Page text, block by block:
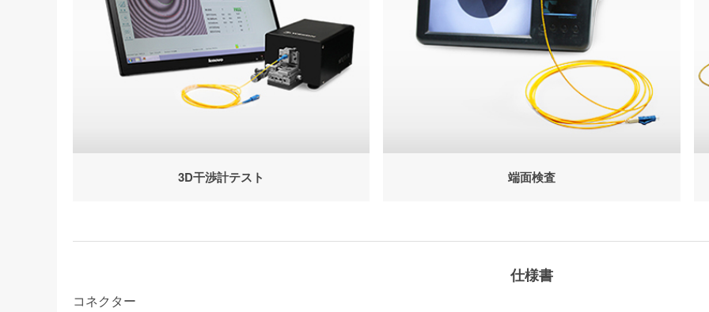
3D干渉計テスト 端面検査
仕様書
コネクター